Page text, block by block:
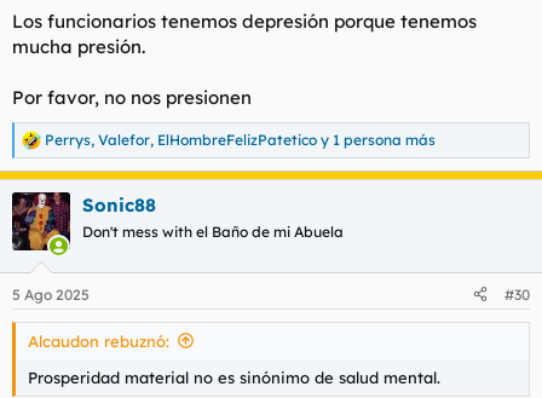
:
Los funcionarios tenemos depresión porque tenemos
mucha presión.
Por favor, no nos presionen
R
e
a
c
c
i
e
s
Perrys, Valefor, ElHombreFelizPatetico y 1 persona más
Sonic88
Don't mess with el Baño de mi Abuela
5 Ago 2025 #30
Alcaudon rebuznó:
Prosperidad material no es sinónimo de salud mental.